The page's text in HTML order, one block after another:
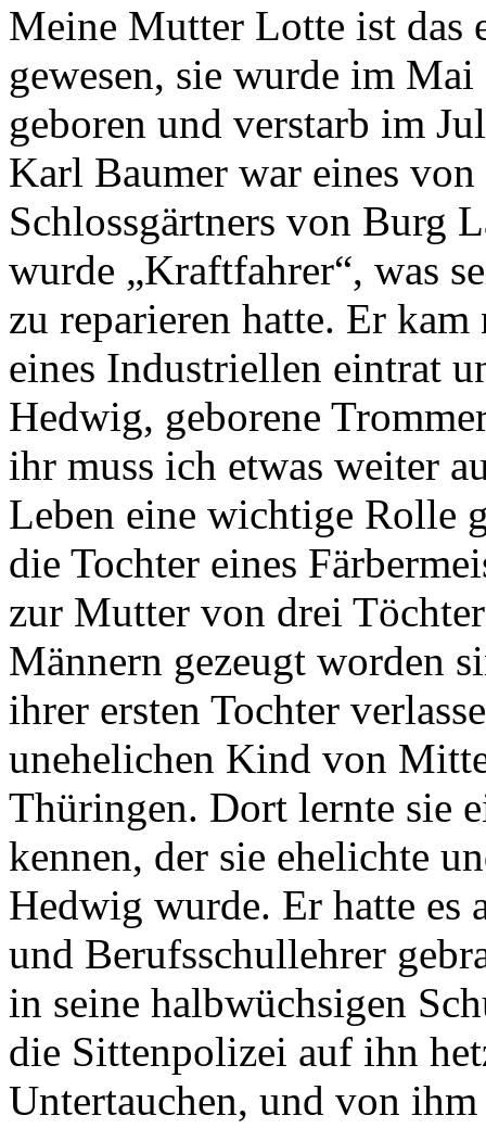
Meine Mutter Lotte ist das
gewesen, sie wurde im
geboren und verstarb im
Karl Baumer war eines
Schlossgärtners von Burg
wurde „Kraftfahrer“, was
zu reparieren hatte. Er
eines Industriellen eintrat
Hedwig, geborene
ihr muss ich etwas weiter
Leben eine wichtige Rolle
die Tochter eines
zur Mutter von drei
Männern gezeugt worden
ihrer ersten Tochter
unehelichen Kind von
Thüringen. Dort lernte sie
kennen, der sie ehelichte
Hedwig wurde. Er hatte es
und Berufsschullehrer
in seine halbwüchsigen
die Sittenpolizei auf ihn
Untertauchen, und von